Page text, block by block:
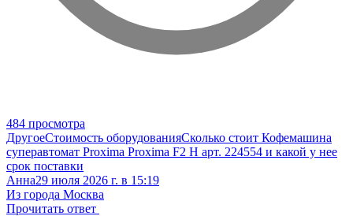
484 просмотра
ДругоеСтоимость оборудованияСколько стоит Кофемашина
суперавтомат Proxima Proxima F2 H арт. 224554 и какой у нее
срок поставки
Анна29 июля 2026 г. в 15:19
Из города Москва
Прочитать ответ